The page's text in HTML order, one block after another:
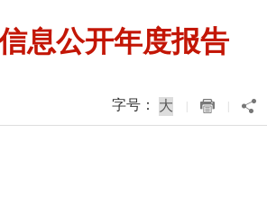
息公开年度报告
字号：